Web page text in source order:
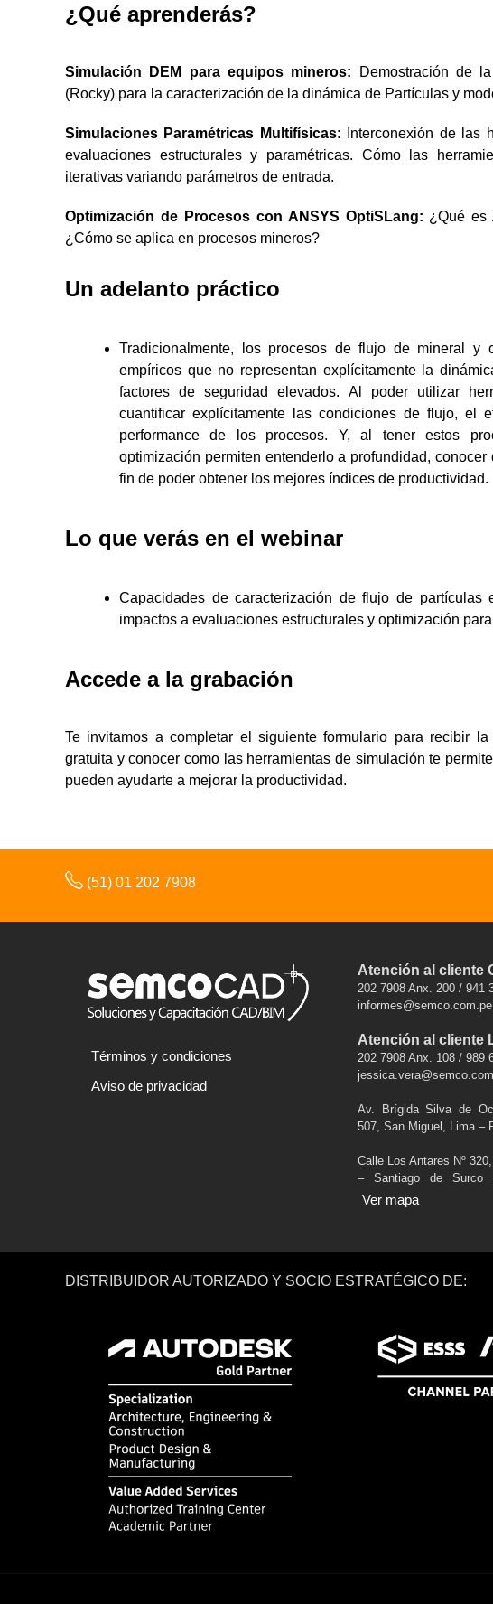
¿Qué aprenderás?
Simulación DEM para equipos mineros:
Demostración de
(Rocky) para la caracterización de la dinámica de Partículas y
Simulaciones Paramétricas Multifísicas: Interconexión de las
evaluaciones estructurales y paramétricas. Cómo las
iterativas variando parámetros de entrada.
Optimización de Procesos con ANSYS OptiSLang: ¿Qué es
¿Cómo se aplica en procesos mineros?
Un adelanto práctico
Tradicionalmente, los procesos de flujo de mineral y
empíricos que no representan explícitamente la
factores de seguridad elevados. Al poder utilizar
cuantificar explícitamente las condiciones de flujo, el
performance de los procesos. Y, al tener estos
optimización permiten entenderlo a profundidad,
fin de poder obtener los mejores índices de productividad.
Lo que verás en el webinar
Capacidades de caracterización de flujo de
impactos a evaluaciones estructurales y optimización
Accede a la grabación
Te invitamos a completar el siguiente formulario para recibir
gratuita y conocer como las herramientas de simulación te
pueden ayudarte a mejorar la productividad.
(51) 01 202 7908
Términos y condiciones
Aviso de privacidad
Atención al cliente
202 7908 Anx. 200 / 941
informes@semco.com.pe
Atención al cliente
202 7908 Anx. 108 / 989
Av. Brígida Silva de
507, San Miguel, Lima –
Calle Los Antares Nº
– Santiago de
Ver mapa
DISTRIBUIDOR AUTORIZADO Y SOCIO ESTRATÉGICO DE: